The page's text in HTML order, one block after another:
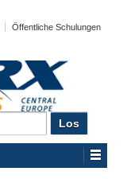
Öffentliche Schulungen